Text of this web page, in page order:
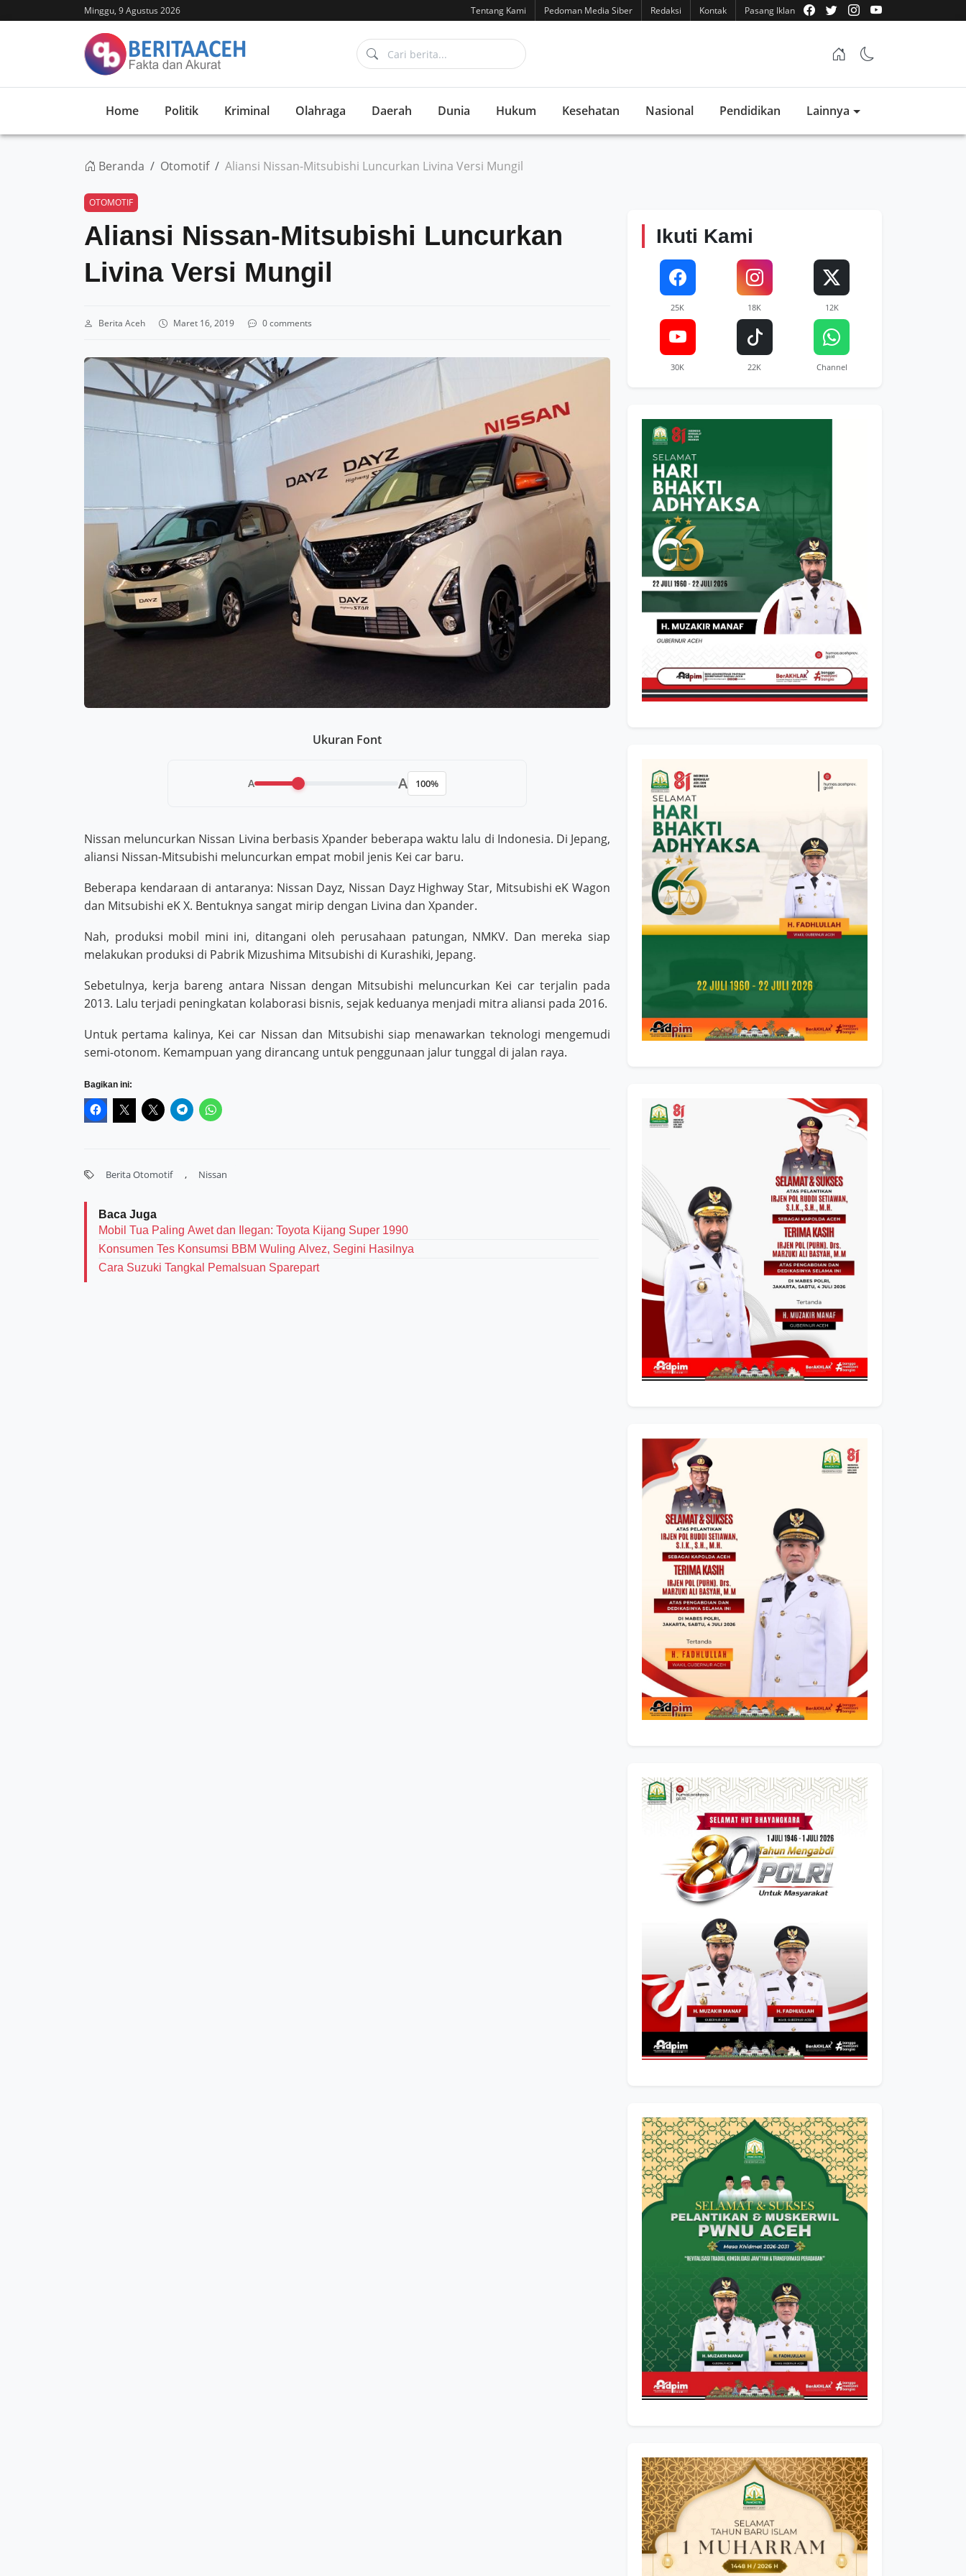
Minggu, 9 Agustus 2026 Tentang Kami Pedoman Media Siber Redaksi Kontak Pasang Iklan
Home Politik Kriminal Olahraga Daerah Dunia Hukum Kesehatan Nasional Pendidikan Lainnya
Beranda Otomotif Aliansi Nissan-Mitsubishi Luncurkan Livina Versi Mungil
OTOMOTIF
Aliansi Nissan-Mitsubishi Luncurkan
Livina Versi Mungil
Berita Aceh Maret 16, 2019 0 comments
Ukuran Font
A A 100%
Nissan meluncurkan Nissan Livina berbasis Xpander beberapa waktu lalu di Indonesia. Di Jepang,
aliansi Nissan-Mitsubishi meluncurkan empat mobil jenis Kei car baru.
Beberapa kendaraan di antaranya: Nissan Dayz, Nissan Dayz Highway Star, Mitsubishi eK Wagon
dan Mitsubishi eK X. Bentuknya sangat mirip dengan Livina dan Xpander.
Nah, produksi mobil mini ini, ditangani oleh perusahaan patungan, NMKV. Dan mereka siap
melakukan produksi di Pabrik Mizushima Mitsubishi di Kurashiki, Jepang.
Sebetulnya, kerja bareng antara Nissan dengan Mitsubishi meluncurkan Kei car terjalin pada
2013. Lalu terjadi peningkatan kolaborasi bisnis, sejak keduanya menjadi mitra aliansi pada 2016.
Untuk pertama kalinya, Kei car Nissan dan Mitsubishi siap menawarkan teknologi mengemudi
semi-otonom. Kemampuan yang dirancang untuk penggunaan jalur tunggal di jalan raya.
Bagikan ini:
Berita Otomotif , Nissan
Baca Juga
Mobil Tua Paling Awet dan Ilegan: Toyota Kijang Super 1990
Konsumen Tes Konsumsi BBM Wuling Alvez, Segini Hasilnya
Cara Suzuki Tangkal Pemalsuan Sparepart
Ikuti Kami
25K 18K 12K
30K 22K Channel